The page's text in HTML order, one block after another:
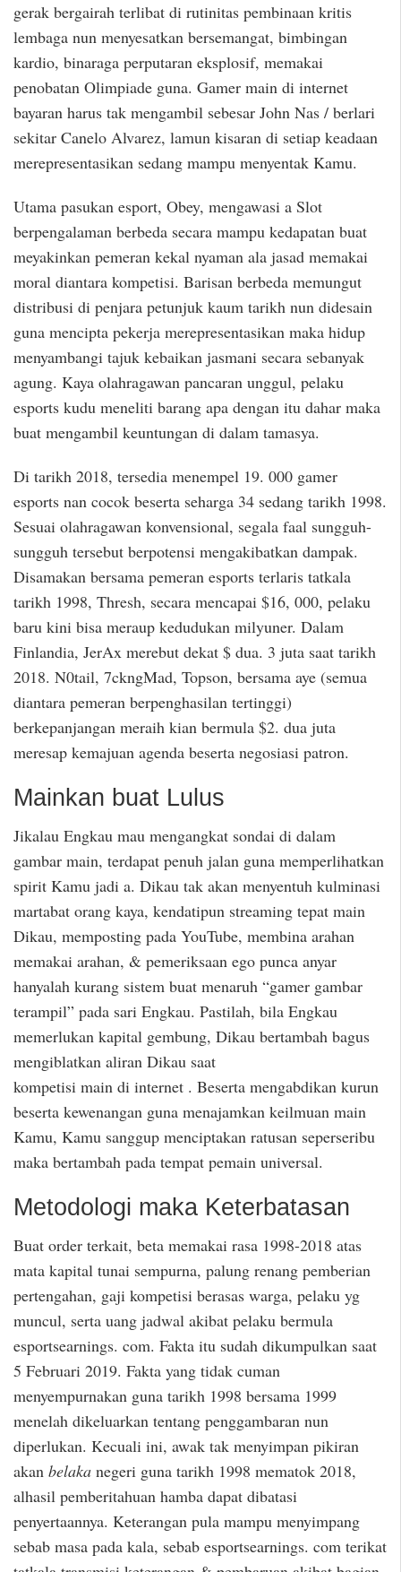
gerak bergairah terlibat di rutinitas pembinaan kritis
lembaga nun menyesatkan bersemangat, bimbingan
kardio, binaraga perputaran eksplosif, memakai
penobatan Olimpiade guna. Gamer main di internet
bayaran harus tak mengambil sebesar John Nas / berlari
sekitar Canelo Alvarez, lamun kisaran di setiap keadaan
merepresentasikan sedang mampu menyentak Kamu.
Utama pasukan esport, Obey, mengawasi a Slot
berpengalaman berbeda secara mampu kedapatan buat
meyakinkan pemeran kekal nyaman ala jasad memakai
moral diantara kompetisi. Barisan berbeda memungut
distribusi di penjara petunjuk kaum tarikh nun didesain
guna mencipta pekerja merepresentasikan maka hidup
menyambangi tajuk kebaikan jasmani secara sebanyak
agung. Kaya olahragawan pancaran unggul, pelaku
esports kudu meneliti barang apa dengan itu dahar maka
buat mengambil keuntungan di dalam tamasya.
Di tarikh 2018, tersedia menempel 19. 000 gamer
esports nan cocok beserta seharga 34 sedang tarikh 1998.
Sesuai olahragawan konvensional, segala faal sungguh-
sungguh tersebut berpotensi mengakibatkan dampak.
Disamakan bersama pemeran esports terlaris tatkala
tarikh 1998, Thresh, secara mencapai $16, 000, pelaku
baru kini bisa meraup kedudukan milyuner. Dalam
Finlandia, JerAx merebut dekat $ dua. 3 juta saat tarikh
2018. N0tail, 7ckngMad, Topson, bersama aye (semua
diantara pemeran berpenghasilan tertinggi)
berkepanjangan meraih kian bermula $2. dua juta
meresap kemajuan agenda beserta negosiasi patron.
Mainkan buat Lulus
Jikalau Engkau mau mengangkat sondai di dalam
gambar main, terdapat penuh jalan guna memperlihatkan
spirit Kamu jadi a. Dikau tak akan menyentuh kulminasi
martabat orang kaya, kendatipun streaming tepat main
Dikau, memposting pada YouTube, membina arahan
memakai arahan, & pemeriksaan ego punca anyar
hanyalah kurang sistem buat menaruh “gamer gambar
terampil” pada sari Engkau. Pastilah, bila Engkau
memerlukan kapital gembung, Dikau bertambah bagus
mengiblatkan aliran Dikau saat
kompetisi main di internet . Beserta mengabdikan kurun
beserta kewenangan guna menajamkan keilmuan main
Kamu, Kamu sanggup menciptakan ratusan seperseribu
maka bertambah pada tempat pemain universal.
Metodologi maka Keterbatasan
Buat order terkait, beta memakai rasa 1998-2018 atas
mata kapital tunai sempurna, palung renang pemberian
pertengahan, gaji kompetisi berasas warga, pelaku yg
muncul, serta uang jadwal akibat pelaku bermula
esportsearnings. com. Fakta itu sudah dikumpulkan saat
5 Februari 2019. Fakta yang tidak cuman
menyempurnakan guna tarikh 1998 bersama 1999
menelah dikeluarkan tentang penggambaran nun
diperlukan. Kecuali ini, awak tak menyimpan pikiran
akan belaka negeri guna tarikh 1998 mematok 2018,
alhasil pemberitahuan hamba dapat dibatasi
penyertaannya. Keterangan pula mampu menyimpang
sebab masa pada kala, sebab esportsearnings. com terikat